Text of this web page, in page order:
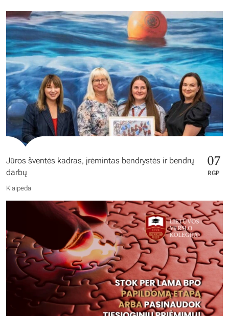
Jūros šventės kadras, įrėmintas bendrystės ir bendrų
darbų
07
RGP
Klaipėda